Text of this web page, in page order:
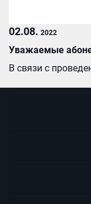
02.08. 2022
Уважаемые
В связи с